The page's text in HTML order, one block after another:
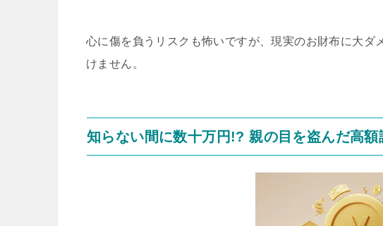
心に傷を負うリスクも怖いですが、現実のお財布に大ダ
けません。
知らない間に数十万円!? 親の目を盗んだ高額